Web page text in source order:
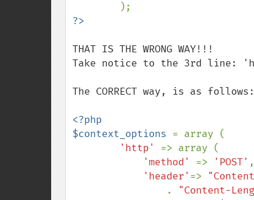
THAT IS THE WRONG WAY!!!
Take notice to the 3rd line:
The CORRECT way, is as follows:
<?php
$context_options = array (
'http' => array (
'method' => 'POST' ,
'header' =>
. "Content-